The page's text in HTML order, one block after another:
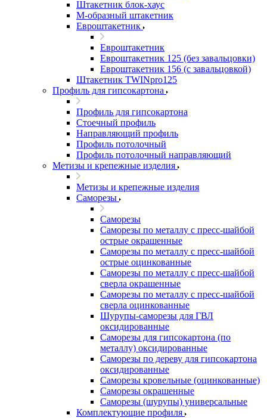
Штакетник блок-хаус
М-образный штакетник
Евроштакетник
Евроштакетник
Евроштакетник 125 (без завальцовки)
Евроштакетник 156 (с завальцовкой)
Штакетник TWINpro125
Профиль для гипсокартона
Профиль для гипсокартона
Стоечный профиль
Направляющий профиль
Профиль потолочный
Профиль потолочный направляющий
Метизы и крепежные изделия
Метизы и крепежные изделия
Саморезы
Саморезы
Саморезы по металлу с пресс-шайбой
острые окрашенные
Саморезы по металлу с пресс-шайбой
острые оцинкованные
Саморезы по металлу с пресс-шайбой
сверла окрашенные
Саморезы по металлу с пресс-шайбой
сверла оцинкованные
Шурупы-саморезы для ГВЛ
оксидированные
Саморезы для гипсокартона (по
металлу) оксидированные
Саморезы по дереву для гипсокартона
оксидированные
Саморезы кровельные (оцинкованные)
Саморезы окрашенные
Саморезы (шурупы) универсальные
Комплектующие профиля